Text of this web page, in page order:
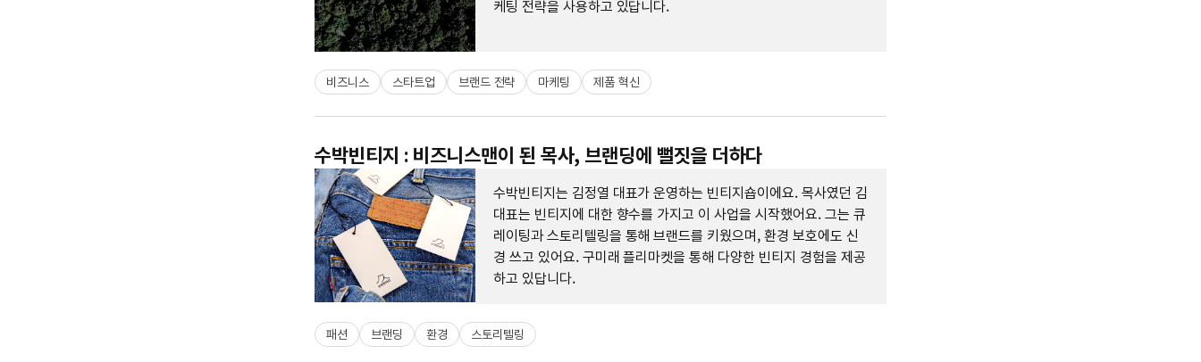
케팅 전략을 사용하고 있답니다.
비즈니스 스타트업 브랜드 전략 마케팅 제품 혁신
수박빈티지 : 비즈니스맨이 된 목사, 브랜딩에 뻘짓을 더하다
수박빈티지는 김정열 대표가 운영하는 빈티지숍이에요. 목사였던 김
대표는 빈티지에 대한 향수를 가지고 이 사업을 시작했어요. 그는 큐
레이팅과 스토리텔링을 통해 브랜드를 키웠으며, 환경 보호에도 신
경 쓰고 있어요. 구미래 플리마켓을 통해 다양한 빈티지 경험을 제공
하고 있답니다.
패션 브랜딩 환경 스토리텔링